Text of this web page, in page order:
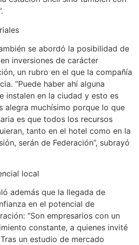
se abordó la posibilidad de
inversiones de carácter
un rubro en el que la compañía
“Puede haber ahí alguna
instalen en la ciudad y esto es
alegra muchísimo porque lo que
es que todos los recursos
tanto en el hotel como en la
serán de Federación”, subrayó
local
además que la llegada de
en el potencial de
“Son empresarios con un
constante, a quienes invité
un estudio de mercado